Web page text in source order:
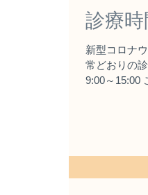
診療
新型コロナ
常どおりの
9:00～15:00